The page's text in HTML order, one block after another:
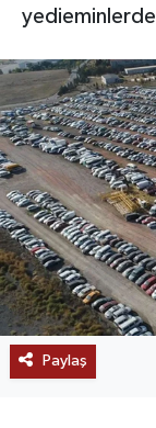
Paylaş
GÜNDEM
MAGAZİN
SAĞLIK
EĞİTİM
BÖLGE
KEŞFET
POPÜLER
Son
Haber